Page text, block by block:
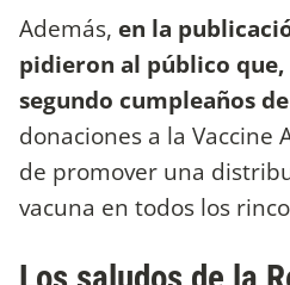
Además, en la
pidieron al público
segundo cumpleaños
donaciones a la Vaccine
de promover una
vacuna en todos los